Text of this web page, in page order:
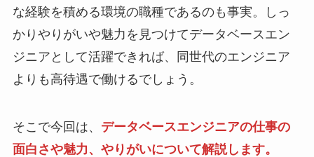
な経験を積める環境の職種であるのも事実。しっ
かりやりがいや魅力を見つけてデータベースエン
ジニアとして活躍できれば、同世代のエンジニア
よりも高待遇で働けるでしょう。
そこで今回は、 データベースエンジニアの仕事の
面白さや魅力、やりがいについて解説します。